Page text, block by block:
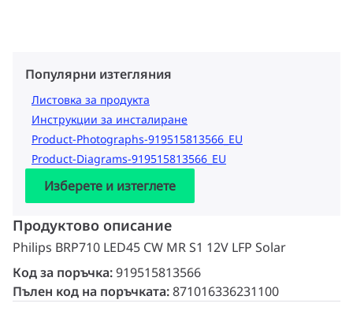
Популярни изтегляния
Листовка за продукта
Инструкции за инсталиране
Product-Photographs-919515813566_EU
Product-Diagrams-919515813566_EU
Изберете и изтеглете
Продуктово описание
Philips BRP710 LED45 CW MR S1 12V LFP Solar
Код за поръчка:919515813566
Пълен код на поръчката:871016336231100